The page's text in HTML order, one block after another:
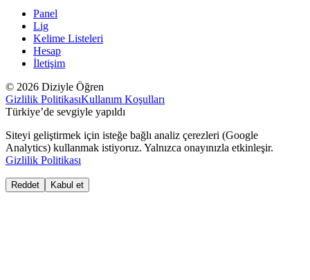
Panel
Lig
Kelime Listeleri
Hesap
İletişim
© 2026 Diziyle Öğren
Gizlilik PolitikasıKullanım Koşulları
Türkiye’de sevgiyle yapıldı
Siteyi geliştirmek için isteğe bağlı analiz çerezleri (Google
Analytics) kullanmak istiyoruz. Yalnızca onayınızla etkinleşir.
Gizlilik Politikası
Reddet Kabul et